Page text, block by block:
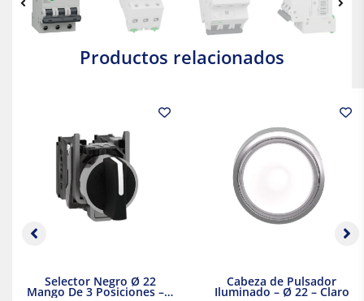
Productos relacionados
Selector Negro Ø 22
Mango De 3 Posiciones – 2
Cabeza de Pulsador
Iluminado – Ø 22 – Claro